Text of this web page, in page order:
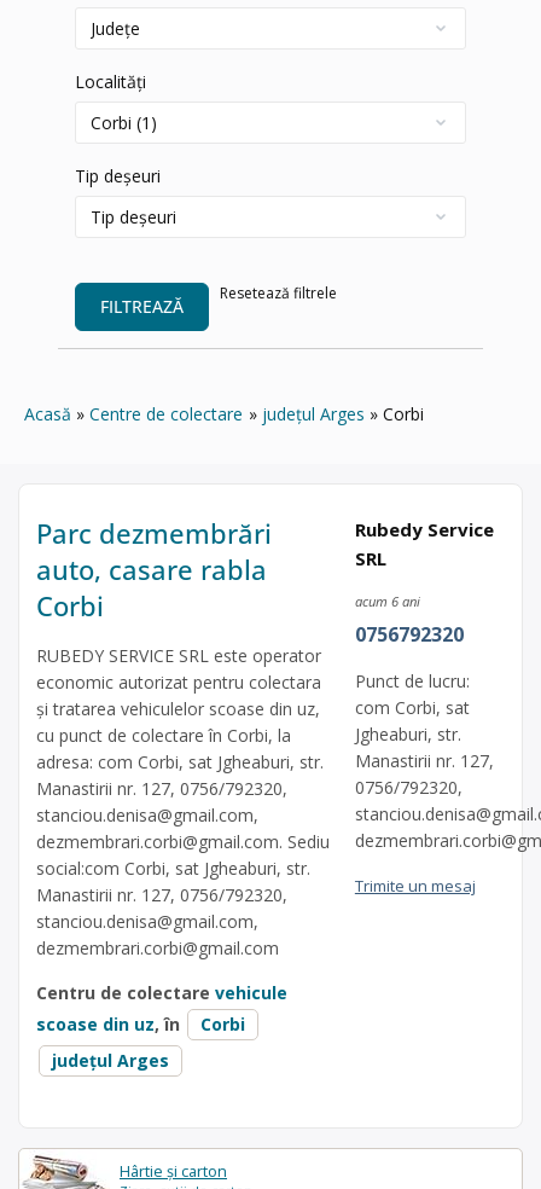
Localități
Tip deșeuri
FILTREAZĂ
Resetează filtrele
Acasă Centre de colectare județul Arges Corbi
Hârtie și carton
Parc dezmembrări
auto, casare rabla
Corbi
RUBEDY SERVICE SRL este operator
economic autorizat pentru colectara
și tratarea vehiculelor scoase din uz,
cu punct de colectare în Corbi, la
adresa: com Corbi, sat Jgheaburi, str.
Manastirii nr. 127, 0756/792320,
stanciou.denisa@gmail.com,
dezmembrari.corbi@gmail.com. Sediu
social:com Corbi, sat Jgheaburi, str.
Manastirii nr. 127, 0756/792320,
stanciou.denisa@gmail.com,
dezmembrari.corbi@gmail.com
Centru de colectare vehicule
scoase din uz, în
Corbi
județul Arges
Rubedy Service
SRL
acum 6 ani
0756792320
Punct de lucru:
com Corbi, sat
Jgheaburi, str.
Manastirii nr. 127,
0756/792320,
Trimite un mesaj